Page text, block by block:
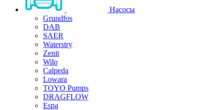
Насосы
Grundfos
DAB
SAER
Waterstry
Zenit
Wilo
Calpeda
Lowara
TOYO Pumps
DRAGFLOW
Espa